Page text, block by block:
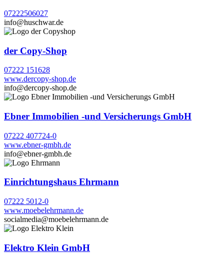
07222506027
info@huschwar.de
der Copy-Shop
07222 151628
www.dercopy-shop.de
info@dercopy-shop.de
Ebner Immobilien -und Versicherungs GmbH
07222 407724-0
www.ebner-gmbh.de
info@ebner-gmbh.de
Einrichtungshaus Ehrmann
07222 5012-0
www.moebelehrmann.de
socialmedia@moebelehrmann.de
Elektro Klein GmbH